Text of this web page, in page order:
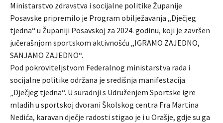
Ministarstvo zdravstva i socijalne politike Županije
Posavske pripremilo je Program obilježavanja „Dječjeg
tjedna“ u Županiji Posavskoj za 2024. godinu, koji je završen
jučerašnjom sportskom aktivnošću „IGRAMO ZAJEDNO,
SANJAMO ZAJEDNO“.
Pod pokroviteljstvom Federalnog ministarstva rada i
socijalne politike održana je središnja manifestacija
„Dječjeg tjedna“. U suradnji s Udruženjem Sportske igre
mladih u sportskoj dvorani Školskog centra Fra Martina
Nedića, karavan dječje radosti stigao je i u Orašje, gdje su ga